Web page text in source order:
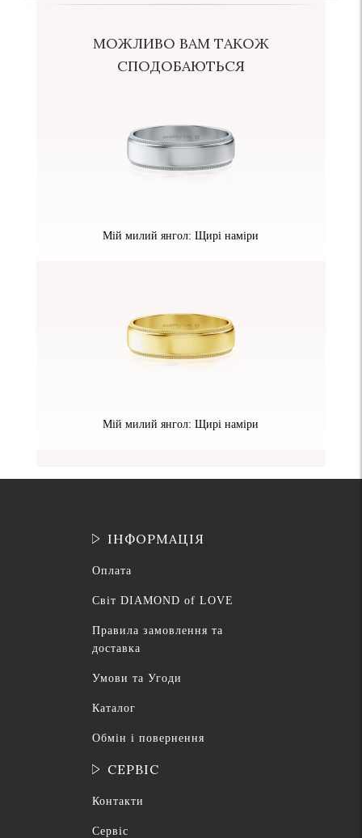
МОЖЛИВО ВАМ ТАКОЖ
СПОДОБАЮТЬСЯ
Мій милий янгол: Щирі наміри
Мій милий янгол: Щирі наміри
ІНФОРМАЦІЯ
Оплата
Світ DIAMOND of LOVE
Правила замовлення та
доставка
Умови та Угоди
Каталог
Обмін і повернення
СЕРВІС
Контакти
Сервіс